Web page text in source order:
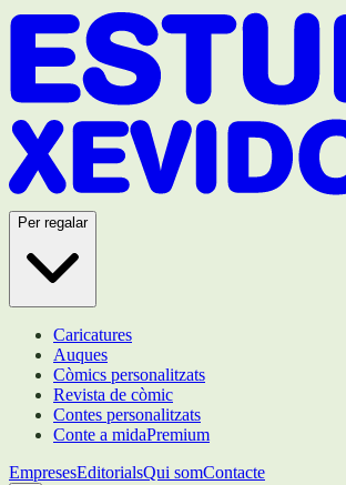
Per regalar
Caricatures
Auques
Còmics personalitzats
Revista de còmic
Contes personalitzats
Conte a midaPremium
EmpresesEditorialsQui somContacte